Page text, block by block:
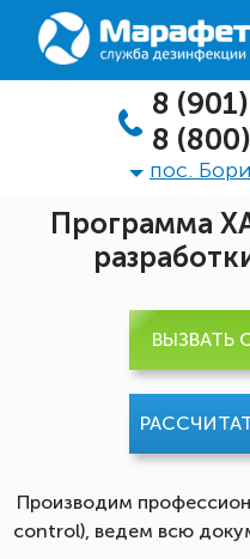
8
8
пос.
Программа
Производим
control), ведем всю
ВЫЗВАТЬ